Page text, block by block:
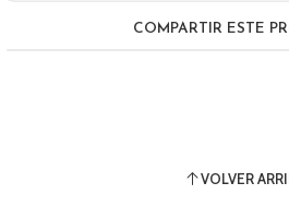
COMPARTIR ESTE
VOLVER